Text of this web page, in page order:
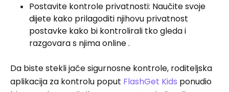
Postavite kontrole privatnosti: Naučite svoje
dijete kako prilagoditi njihovu privatnost
postavke kako bi kontrolirali tko gleda i
razgovara s njima online .
Da biste stekli jače sigurnosne kontrole, roditeljska
aplikacija za kontrolu poput FlashGet Kids ponudio